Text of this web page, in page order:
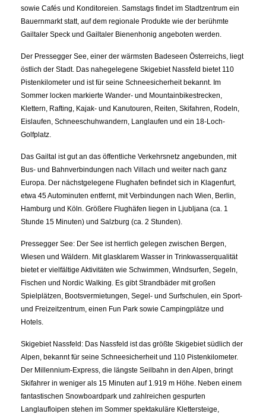
sowie Cafés und Konditoreien. Samstags findet im Stadtzentrum ein
Bauernmarkt statt, auf dem regionale Produkte wie der berühmte
Gailtaler Speck und Gailtaler Bienenhonig angeboten werden.
Der Pressegger See, einer der wärmsten Badeseen Österreichs, liegt
östlich der Stadt. Das nahegelegene Skigebiet Nassfeld bietet 110
Pistenkilometer und ist für seine Schneesicherheit bekannt. Im
Sommer locken markierte Wander- und Mountainbikestrecken,
Klettern, Rafting, Kajak- und Kanutouren, Reiten, Skifahren, Rodeln,
Eislaufen, Schneeschuhwandern, Langlaufen und ein 18-Loch-
Golfplatz.
Das Gailtal ist gut an das öffentliche Verkehrsnetz angebunden, mit
Bus- und Bahnverbindungen nach Villach und weiter nach ganz
Europa. Der nächstgelegene Flughafen befindet sich in Klagenfurt,
etwa 45 Autominuten entfernt, mit Verbindungen nach Wien, Berlin,
Hamburg und Köln. Größere Flughäfen liegen in Ljubljana (ca. 1
Stunde 15 Minuten) und Salzburg (ca. 2 Stunden).
Pressegger See: Der See ist herrlich gelegen zwischen Bergen,
Wiesen und Wäldern. Mit glasklarem Wasser in Trinkwasserqualität
bietet er vielfältige Aktivitäten wie Schwimmen, Windsurfen, Segeln,
Fischen und Nordic Walking. Es gibt Strandbäder mit großen
Spielplätzen, Bootsvermietungen, Segel- und Surfschulen, ein Sport-
und Freizeitzentrum, einen Fun Park sowie Campingplätze und
Hotels.
Skigebiet Nassfeld: Das Nassfeld ist das größte Skigebiet südlich der
Alpen, bekannt für seine Schneesicherheit und 110 Pistenkilometer.
Der Millennium-Express, die längste Seilbahn in den Alpen, bringt
Skifahrer in weniger als 15 Minuten auf 1.919 m Höhe. Neben einem
fantastischen Snowboardpark und zahlreichen gespurten
Langlaufloipen stehen im Sommer spektakuläre Klettersteige,